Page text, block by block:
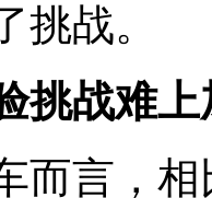
挑战。
挑战难上
而言，